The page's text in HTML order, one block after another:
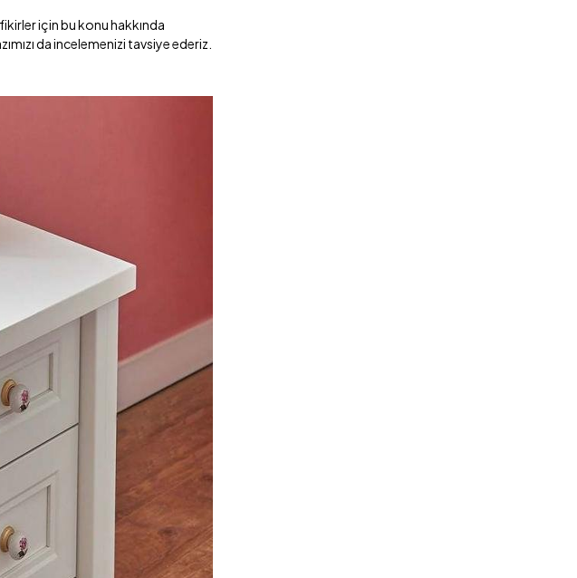
için bu konu hakkında
da incelemenizi tavsiye ederiz.